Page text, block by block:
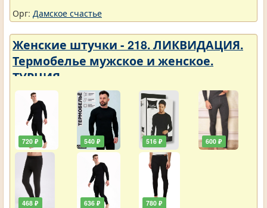
Орг: Дамское счастье
Женские штучки - 218. ЛИКВИДАЦИЯ.
Термобелье мужское и женское.
ТУРЦИЯ
720 ₽
468 ₽
540 ₽
636 ₽
516 ₽
780 ₽
600 ₽